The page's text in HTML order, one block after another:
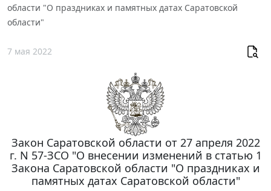
области "О праздниках и памятных датах Саратовской
области"
7 мая 2022
Закон Саратовской области от 27 апреля 2022
г. N 57-ЗСО "О внесении изменений в статью 1
Закона Саратовской области "О праздниках и
памятных датах Саратовской области"